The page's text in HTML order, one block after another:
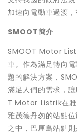
加速向電動車過渡
SMOOT簡介
SMOOT Motor
車。作為滿足轉向
題的解決方案，
滿足人們的需求，
T Motor Listrik在
雅茂德丹勿的站點
之中，巴厘島站點